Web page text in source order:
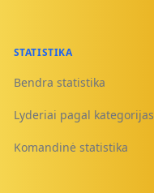
STATISTIKA
Bendra statistika
Lyderiai pagal kategorijas
Komandinė statistika